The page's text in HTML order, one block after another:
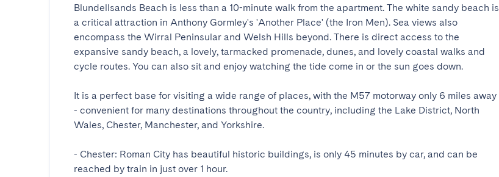
Blundellsands Beach is less than a 10-minute walk from the apartment. The white sandy beach is
a critical attraction in Anthony Gormley's 'Another Place' (the Iron Men). Sea views also
encompass the Wirral Peninsular and Welsh Hills beyond. There is direct access to the
expansive sandy beach, a lovely, tarmacked promenade, dunes, and lovely coastal walks and
cycle routes. You can also sit and enjoy watching the tide come in or the sun goes down.
It is a perfect base for visiting a wide range of places, with the M57 motorway only 6 miles away
- convenient for many destinations throughout the country, including the Lake District, North
Wales, Chester, Manchester, and Yorkshire.
- Chester: Roman City has beautiful historic buildings, is only 45 minutes by car, and can be
reached by train in just over 1 hour.